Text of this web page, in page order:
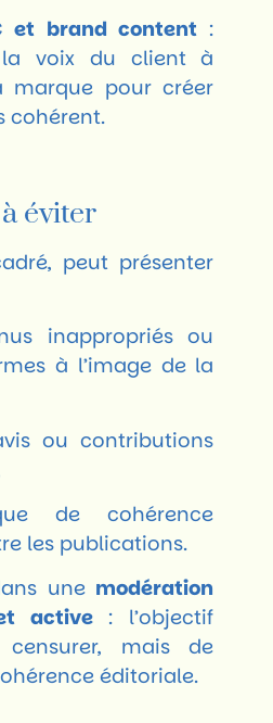
et brand content:
la voix du client à
marque pour créer
cohérent.
éviter
peut présenter
inappropriés ou
à l’image de la
ou contributions
de cohérence
les publications.
une modération
active: l’objectif
mais de
éditoriale.